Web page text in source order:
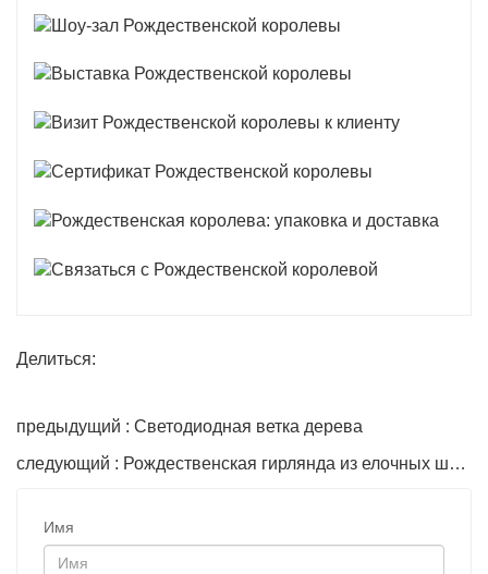
Делиться:
предыдущий : Светодиодная ветка дерева
следующий : Рождественская гирлянда из елочных шаров
Имя